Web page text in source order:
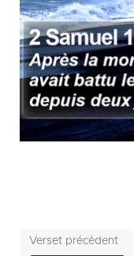
Verset précédent